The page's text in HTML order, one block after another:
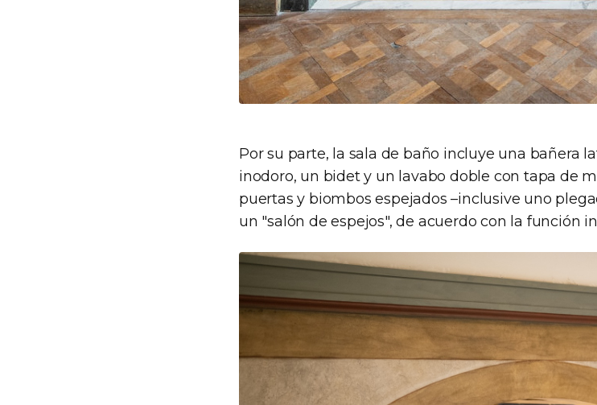
Por su parte, la sala de baño incluye una bañera
inodoro, un bidet y un lavabo doble con tapa de
puertas y biombos espejados –inclusive uno
un "salón de espejos", de acuerdo con la función